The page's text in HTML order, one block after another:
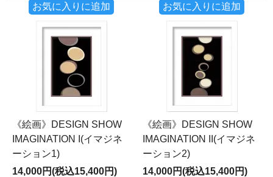
お気に入りに追加 お気に入りに追加
《絵画》DESIGN SHOW
IMAGINATION I(イマジネ
ーション1)
14,000円(税込15,400円)
《絵画》DESIGN SHOW
IMAGINATION II(イマジネ
ーション2)
14,000円(税込15,400円)